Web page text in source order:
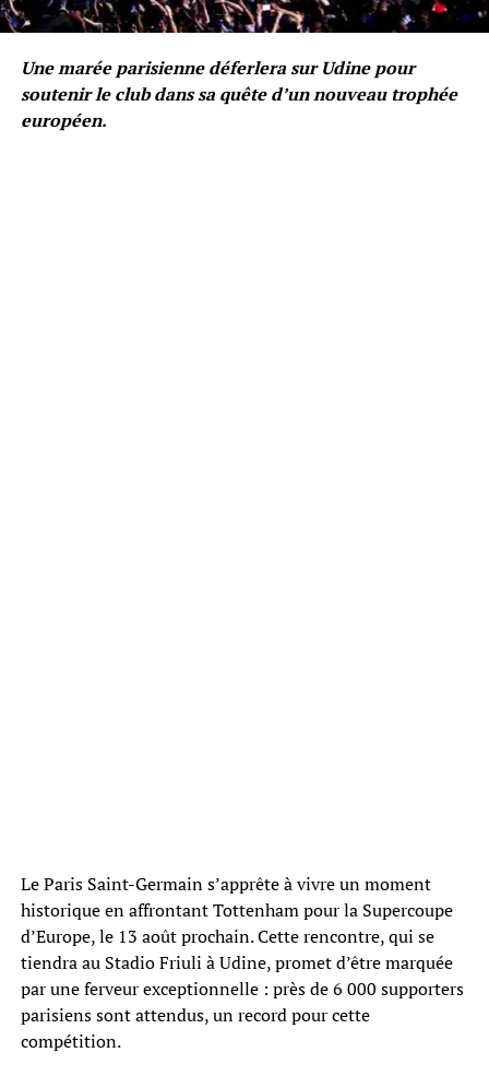
Une marée parisienne déferlera sur Udine pour
soutenir le club dans sa quête d’un nouveau trophée
européen.
Le Paris Saint-Germain s’apprête à vivre un moment
historique en affrontant Tottenham pour la Supercoupe
d’Europe, le 13 août prochain. Cette rencontre, qui se
tiendra au Stadio Friuli à Udine, promet d’être marquée
par une ferveur exceptionnelle : près de 6 000 supporters
parisiens sont attendus, un record pour cette
compétition.